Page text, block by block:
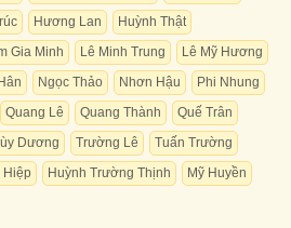
Hương Lan
Huỳnh Thật
Gia Minh Lê Minh Trung
Lê Mỹ Hương
Ngọc Thảo Nhơn Hậu
Phi Nhung
Quang Lê Quang Thành
Quế Trân
Dương Trường Lê
Tuấn Trường
Hiệp Huỳnh Trường Thịnh
Mỹ Huyền